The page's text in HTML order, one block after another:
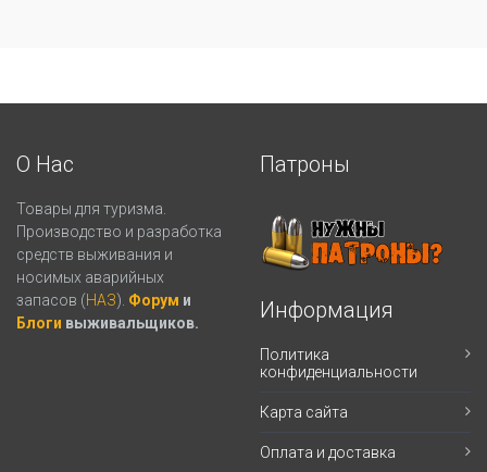
О Нас
Товары для туризма.
Производство и разработка
средств выживания и
носимых аварийных
запасов (НАЗ). Форум и
Блоги выживальщиков.
Патроны
Информация
Политика
конфиденциальности
Карта сайта
Оплата и доставка